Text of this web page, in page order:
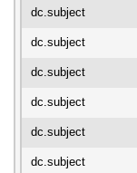
dc.subject
dc.subject
dc.subject
dc.subject
dc.subject
dc.subject